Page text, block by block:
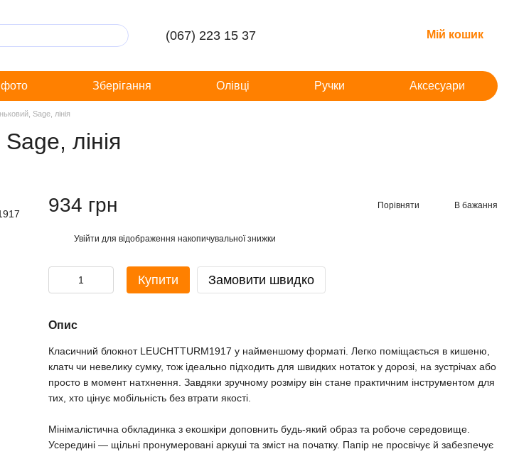
(067) 223 15 37 Мій кошик
Зберігання Олівці Ручки Аксесуари
Sage, лінія
лінія
934 грн Порівняти В бажання
Увійти для відображення накопичувальної знижки
Купити Замовити швидко
Опис
Класичний блокнот LEUCHTTURM1917 у найменшому форматі. Легко поміщається в кишеню,
клатч чи невелику сумку, тож ідеально підходить для швидких нотаток у дорозі, на зустрічах або
просто в момент натхнення. Завдяки зручному розміру він стане практичним інструментом для
тих, хто цінує мобільність без втрати якості.
Мінімалістична обкладинка з екошкіри доповнить будь-який образ та робоче середовище.
Усередині — щільні пронумеровані аркуші та зміст на початку. Папір не просвічує й забезпечує